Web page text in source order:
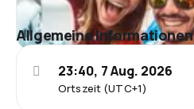
Allgemeine Informationen
Ortszeit (UTC+1)
23:40, 7 Aug. 2026